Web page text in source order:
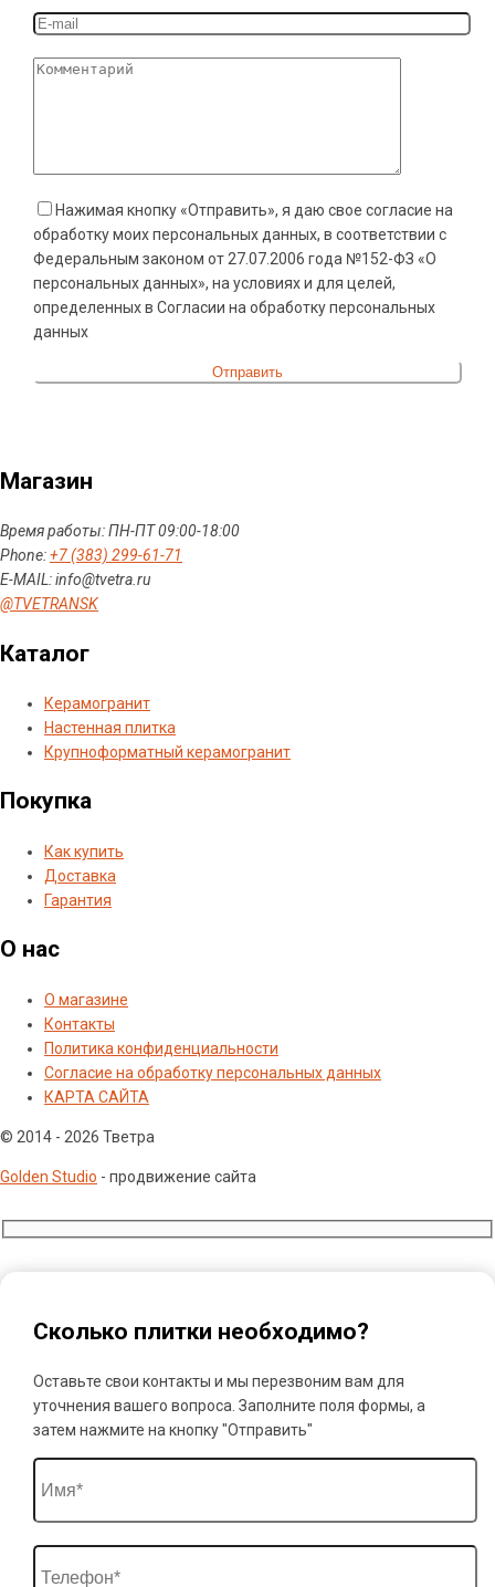
Нажимая кнопку «Отправить», я даю свое согласие на
обработку моих персональных данных, в соответствии с
Федеральным законом от 27.07.2006 года №152-ФЗ «О
персональных данных», на условиях и для целей,
определенных в Согласии на обработку персональных
данных
Магазин
Время работы: ПН-ПТ 09:00-18:00
Phone:+7 (383) 299-61-71
E-MAIL: info@tvetra.ru
@TVETRANSK
Каталог
Керамогранит
Настенная плитка
Крупноформатный керамогранит
Покупка
Как купить
Доставка
Гарантия
О нас
О магазине
Контакты
Политика конфиденциальности
Согласие на обработку персональных данных
КАРТА САЙТА
© 2014 - 2026 Тветра
Golden Studio - продвижение сайта
Сколько плитки необходимо?
Оставьте свои контакты и мы перезвоним вам для
уточнения вашего вопроса. Заполните поля формы, а
затем нажмите на кнопку "Отправить"